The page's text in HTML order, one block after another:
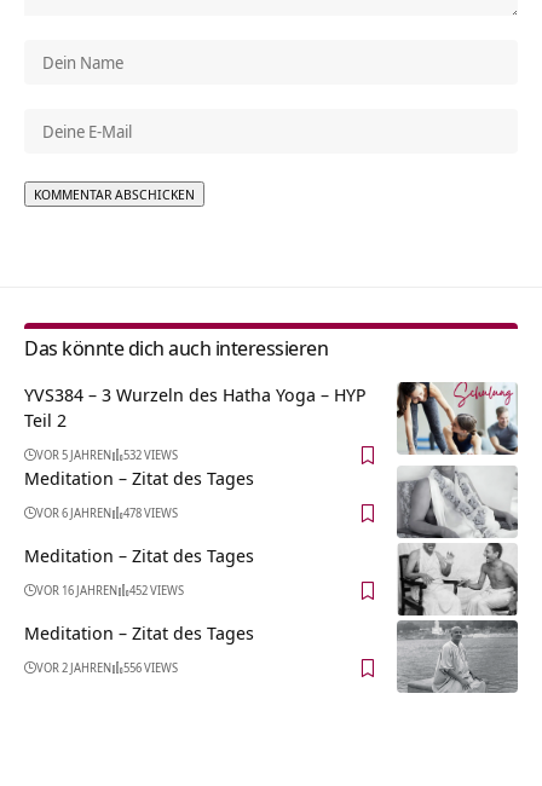
Das könnte dich auch interessieren
YVS384 – 3 Wurzeln des Hatha Yoga – HYP
Teil 2
VOR 5 JAHREN 532 VIEWS
Meditation – Zitat des Tages
VOR 6 JAHREN 478 VIEWS
Meditation – Zitat des Tages
VOR 16 JAHREN 452 VIEWS
Meditation – Zitat des Tages
VOR 2 JAHREN 556 VIEWS